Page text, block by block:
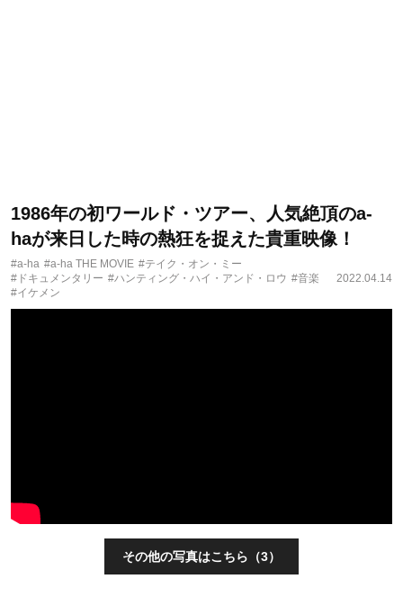
1986年の初ワールド・ツアー、人気絶頂のa-
haが来日した時の熱狂を捉えた貴重映像！
#a-ha #a-ha THE MOVIE #テイク・オン・ミー
#ドキュメンタリー #ハンティング・ハイ・アンド・ロウ #音楽
#イケメン
2022.04.14
その他の写真はこちら（3）